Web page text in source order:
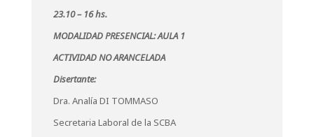
23.10 – 16 hs.
MODALIDAD PRESENCIAL: AULA 1
ACTIVIDAD NO ARANCELADA
Disertante:
Dra. Analía DI TOMMASO
Secretaria Laboral de la SCBA